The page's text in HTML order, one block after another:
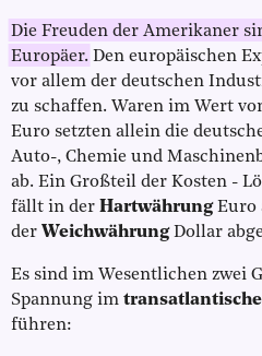
Die Freuden der Amerikaner
Europäer. Den europäischen
vor allem der deutschen
zu schaffen. Waren im Wert
Euro setzten allein die
Auto-, Chemie und
ab. Ein Großteil der Kosten -
fällt in der HartwährungEuro
der WeichwährungDollar
Es sind im Wesentlichen zwei
Spannung im
führen: